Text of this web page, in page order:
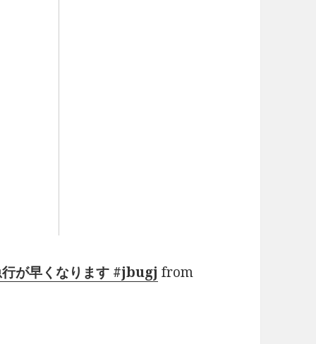
が早くなります #jbugj from